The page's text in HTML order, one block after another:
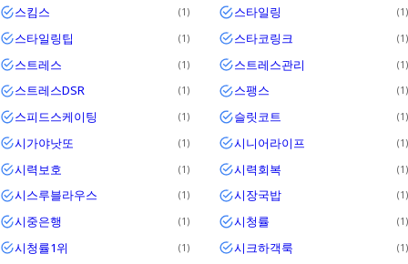
스킴스 1 스타일링 1
스타일링팁 1 스타코링크 1
스트레스 1 스트레스관리 1
스트레스DSR 1 스팽스 1
스피드스케이팅 1 슬릿코트 1
시가야낫또 1 시니어라이프 1
시력보호 1 시력회복 1
시스루블라우스 1 시장국밥 1
시중은행 1 시청률 1
시청률1위 1 시크하객룩 1